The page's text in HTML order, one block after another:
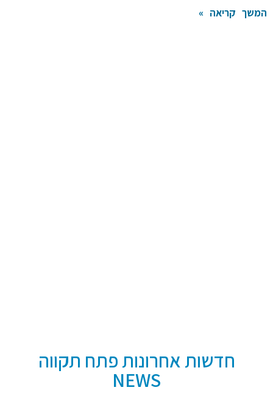
המשך קריאה »
חדשות אחרונות פתח תקווה
NEWS